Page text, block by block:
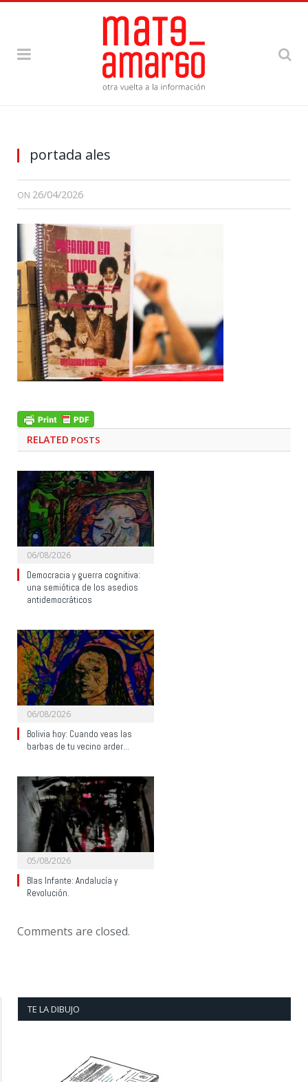
portada ales
ON 26/04/2026
RELATED POSTS
06/08/2026
Democracia y guerra cognitiva:
una semiótica de los asedios
antidemocráticos
06/08/2026
Bolivia hoy: Cuando veas las
barbas de tu vecino arder…
05/08/2026
Blas Infante: Andalucía y
Revolución.
Comments are closed.
TE LA DIBUJO